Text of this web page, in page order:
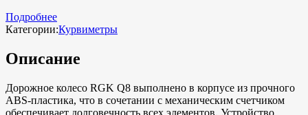
Подробнее
Категории:Курвиметры
Описание
Дорожное колесо RGK Q8 выполнено в корпусе из прочного
ABS-пластика, что в сочетании с механическим счетчиком
обеспечивает долговечность всех элементов. Устройство